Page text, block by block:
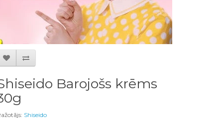
Barojošs krēms
Shiseido